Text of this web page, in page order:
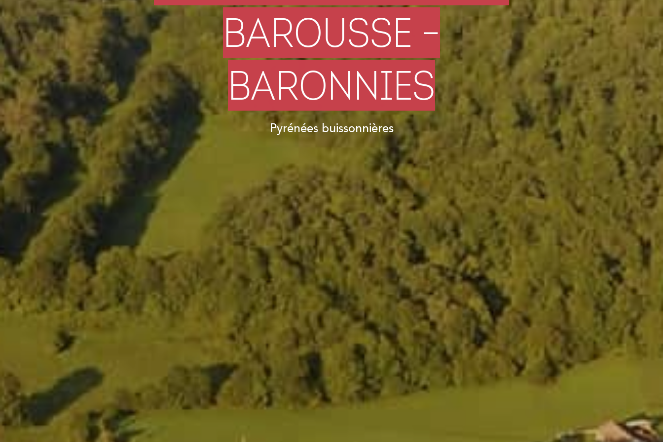
BAROUSSE –
BARONNIES
Pyrénées buissonnières